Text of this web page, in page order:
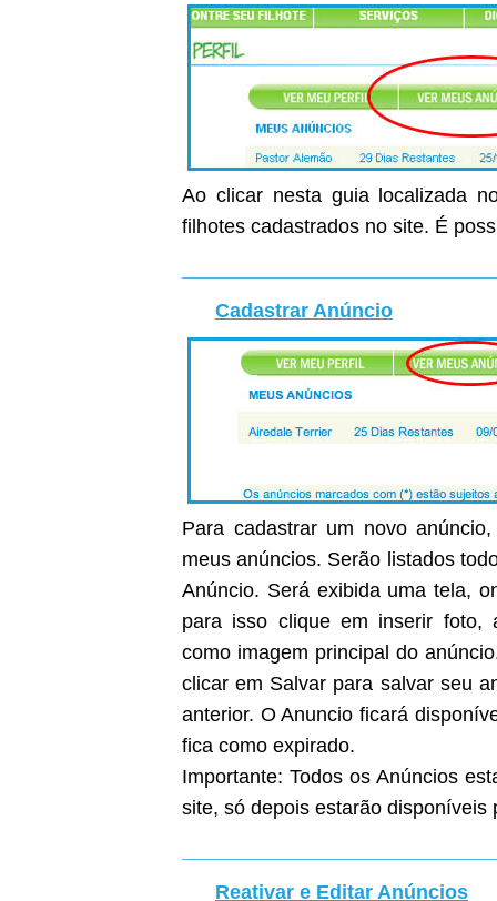
Ao clicar nesta guia localizada
filhotes cadastrados no site. É
Cadastrar Anúncio
Para cadastrar um novo anúncio,
meus anúncios. Serão listados
Anúncio. Será exibida uma tela,
para isso clique em inserir
como imagem principal do
clicar em Salvar para salvar seu
anterior. O Anuncio ficará
fica como expirado.
Importante: Todos os Anúncios
site, só depois estarão disponíveis
Reativar e Editar Anúncios